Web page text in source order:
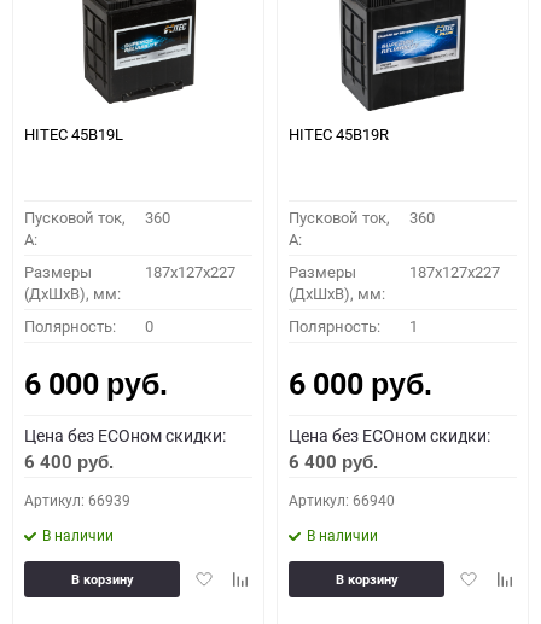
HITEC 45B19L
Пусковой ток,
A:
360
Размеры
(ДхШхВ), мм:
187x127x227
Полярность: 0
6 000 руб.
Цена без ECOном скидки:
6 400 руб.
Артикул: 66939
В наличии
ДобавитьДобавить
В корзину
HITEC 45B19R
Пусковой ток,
A:
360
Размеры
(ДхШхВ), мм:
187x127x227
Полярность: 1
6 000 руб.
Цена без ECOном скидки:
6 400 руб.
Артикул: 66940
В наличии
Добавить
В корзину